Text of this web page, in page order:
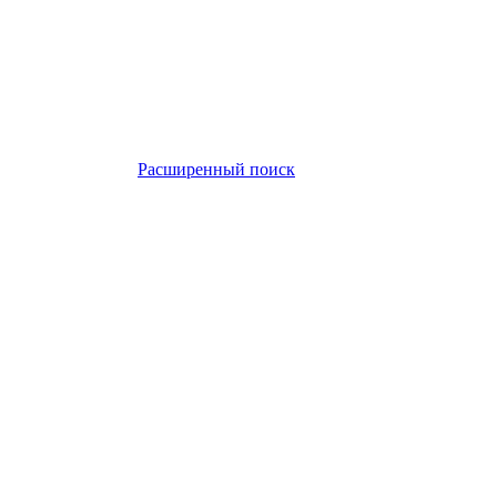
Расширенный поиск